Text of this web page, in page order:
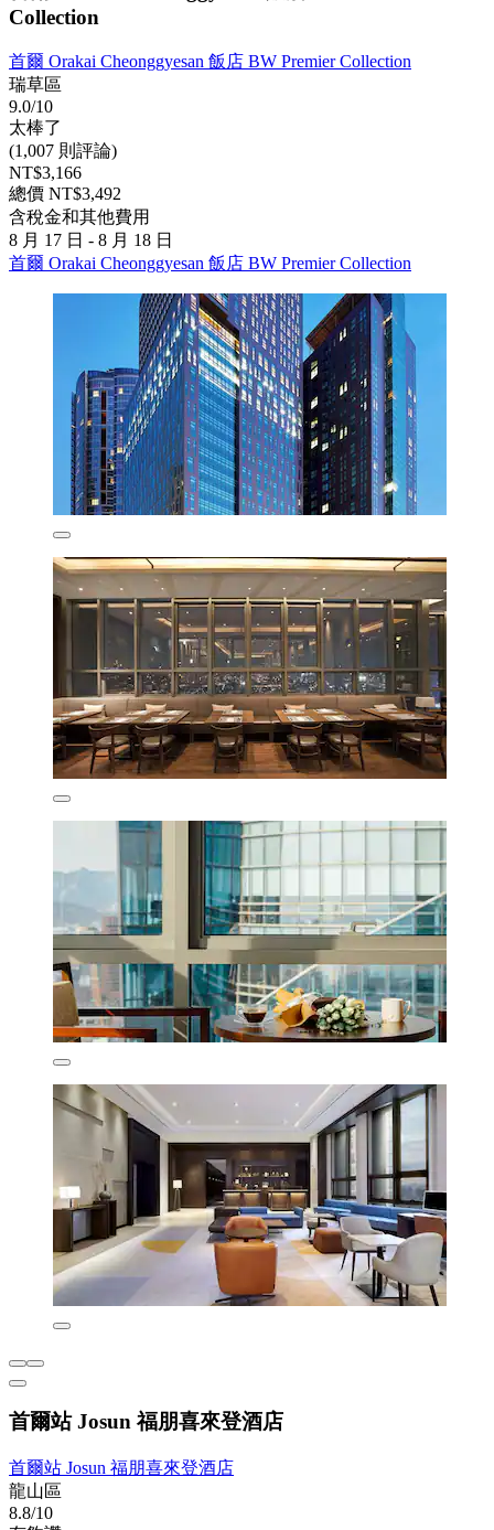
Collection
首爾 Orakai Cheonggyesan 飯店 BW Premier Collection
瑞草區
9.0/10
太棒了
(1,007 則評論)
NT$3,166
總價 NT$3,492
含稅金和其他費用
8 月 17 日 - 8 月 18 日
首爾 Orakai Cheonggyesan 飯店 BW Premier Collection
首爾站 Josun 福朋喜來登酒店
首爾站 Josun 福朋喜來登酒店
龍山區
8.8/10